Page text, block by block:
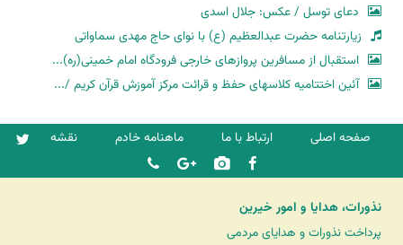
دعای توسل / عکس: جلال اسدی
زیارتنامه حضرت عبدالعظیم (ع) با نوای حاج مهدی سماواتی
استقبال از مسافرین پروازهای خارجی فرودگاه امام خمینی(ره)...
آئین اختتامیه کلاسهای حفظ و قرائت مرکز آموزش قرآن کریم /...
صفحه اصلی ارتباط با ما ماهنامه خادم نقشه
نذورات، هدایا و امور خیرین
پرداخت نذورات و هدایای مردمی